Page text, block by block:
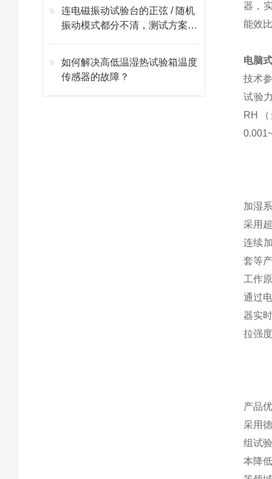
连电磁振动试验台的正弦 / 随机
振动模式都分不清，测试方案怎
如何解决高低温湿热试验箱温度
传感器的故障？
器，
能效
电脑
技术
试验
RH
加湿
采用
连续
套等
工作
通过
器实
拉强
产品
采用
组试
本降